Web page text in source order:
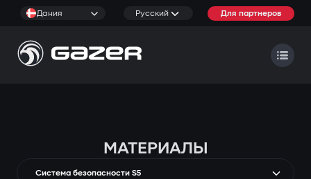
Дания Русский Для партнеров
МАТЕРИАЛЫ
Система безопасности S5